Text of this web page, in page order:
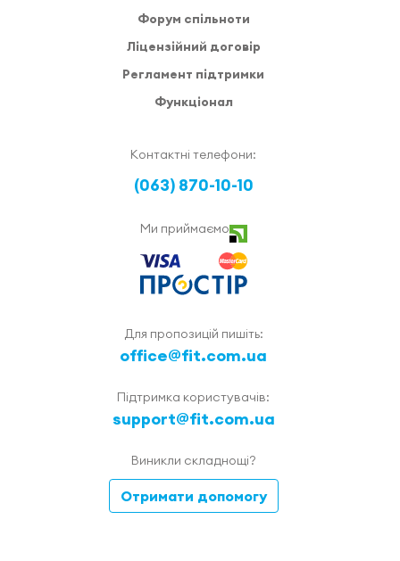
Форум спільноти
Ліцензійний договір
Регламент підтримки
Функціонал
Контактні телефони:
(063) 870-10-10
Ми приймаємо
Для пропозицій пишіть:
office@fit.com.ua
Підтримка користувачів:
support@fit.com.ua
Виникли складнощі?
Отримати допомогу